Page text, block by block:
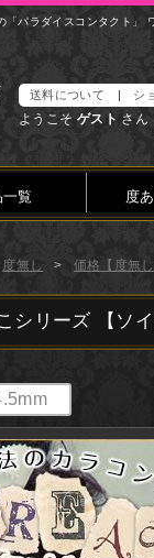
パラダイスコンタクト」
送料について | シ
ようこそ ゲスト さん
覧 度
度無し 価格【度無し
シリーズ 【ソイ